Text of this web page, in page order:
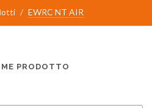
EWRC NT AIR
PRODOTTO